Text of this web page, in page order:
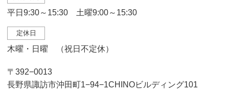
平日9:30～15:30 土曜9:00～15:30
定休日
木曜・日曜 （祝日不定休）
〒392−0013
長野県諏訪市沖田町1−94−1CHINOビルディング101